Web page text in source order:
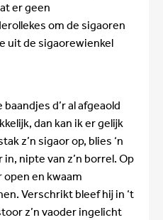
er geen
om de sigaoren
uit de sigaorewienkel
d’r al afgeaold
dan kan ik er gelijk
z’n sigaor op, blies ‘n
nipte van z’n borrel. Op
en kwaam
Verschrikt bleef hij in ‘t
z’n vaoder ingelicht